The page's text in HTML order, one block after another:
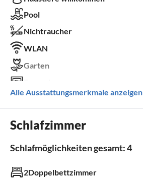
Pool
Nichtraucher
WLAN
Garten
Terrasse
Kinder willkommen
Alle Ausstattungsmerkmale anzeigen
Schlafzimmer
Schlafmöglichkeiten gesamt: 4
2Doppelbettzimmer